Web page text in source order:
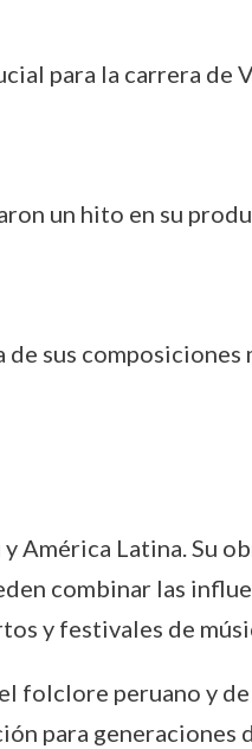
para la carrera de
un hito en su
de sus
América Latina. Su
combinar las
y festivales de
folclore peruano y
para generaciones